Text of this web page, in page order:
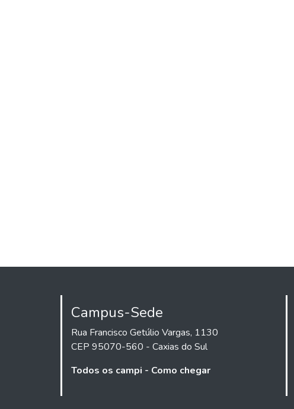
Campus-Sede
Rua Francisco Getúlio Vargas, 1130
CEP 95070-560 - Caxias do Sul
Todos os campi - Como chegar